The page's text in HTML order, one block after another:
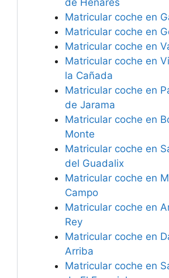
de Henares
Matricular coche en
Matricular coche en
Matricular coche en
Matricular coche en
la Cañada
Matricular coche en
de Jarama
Matricular coche en
Monte
Matricular coche en
del Guadalix
Matricular coche en
Campo
Matricular coche en
Rey
Matricular coche en
Arriba
Matricular coche en